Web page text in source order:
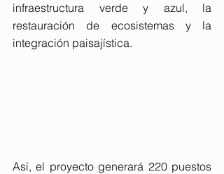
infraestructura verde y azul, la
restauración de ecosistemas y la
integración paisajística.
Así, el proyecto generará 220 puestos